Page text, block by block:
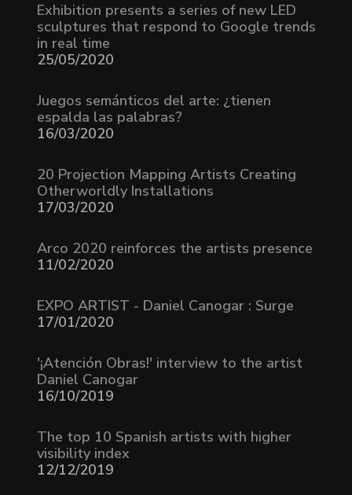
Exhibition presents a series of new LED
sculptures that respond to Google trends
in real time
25/05/2020
Juegos semánticos del arte: ¿tienen
espalda las palabras?
16/03/2020
20 Projection Mapping Artists Creating
Otherworldly Installations
17/03/2020
Arco 2020 reinforces the artists presence
11/02/2020
EXPO ARTIST - Daniel Canogar : Surge
17/01/2020
'¡Atención Obras!' interview to the artist
Daniel Canogar
16/10/2019
The top 10 Spanish artists with higher
visibility index
12/12/2019